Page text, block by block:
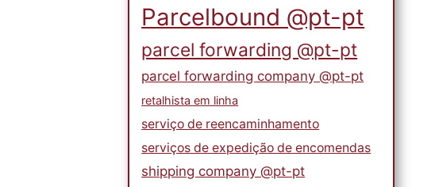
Parcelbound @pt-pt
parcel forwarding @pt-pt
parcel forwarding company @pt-pt
retalhista em linha
serviço de reencaminhamento
serviços de expedição de encomendas
shipping company @pt-pt